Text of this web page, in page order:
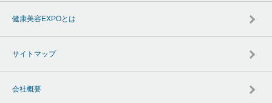
健康美容EXPOとは
サイトマップ
会社概要